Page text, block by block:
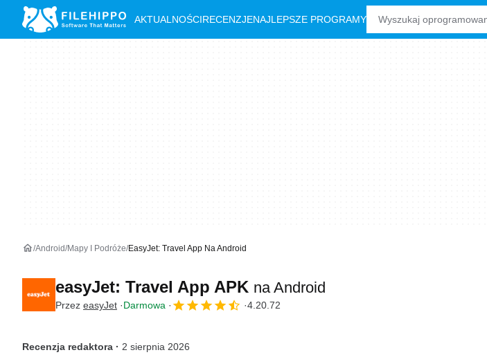
AKTUALNOŚCIRECENZJENAJLEPSZE PROGRAMY
Android Mapy I Podróże EasyJet: Travel App Na Android
easyJet: Travel App APK na Android
Przez easyJet Darmowa 4.20.72
Recenzja redaktora · 2 sierpnia 2026